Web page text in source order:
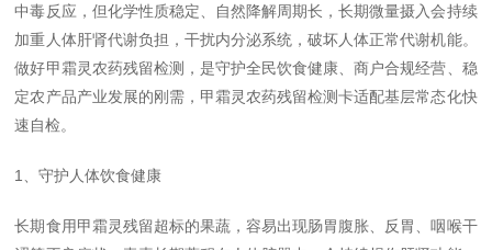
中毒反应，但化学性质稳定、自然降解周期长，长期微量摄入会持续
加重人体肝肾代谢负担，干扰内分泌系统，破坏人体正常代谢机能。
做好甲霜灵农药残留检测，是守护全民饮食健康、商户合规经营、稳
定农产品产业发展的刚需，甲霜灵农药残留检测卡适配基层常态化快
速自检。
1、守护人体饮食健康
长期食用甲霜灵残留超标的果蔬，容易出现肠胃腹胀、反胃、咽喉干